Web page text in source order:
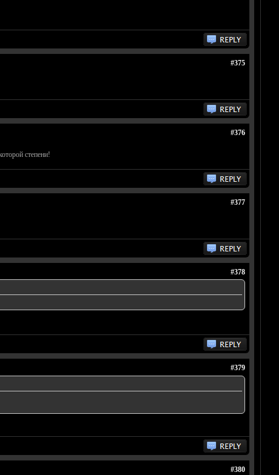
#375
#376
степени!
#377
#378
#379
#380